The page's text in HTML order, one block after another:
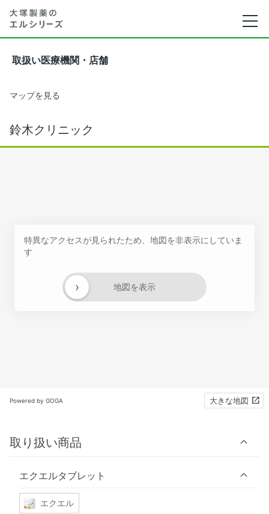
取扱い医療機関・店舗
マップを見る
鈴木クリニック
特異なアクセスが見られたため、地図を非表示にしていま
す
地図を表示
›
Powered by GOGA 大きな地図
取り扱い商品
エクエルタブレット
エクエル